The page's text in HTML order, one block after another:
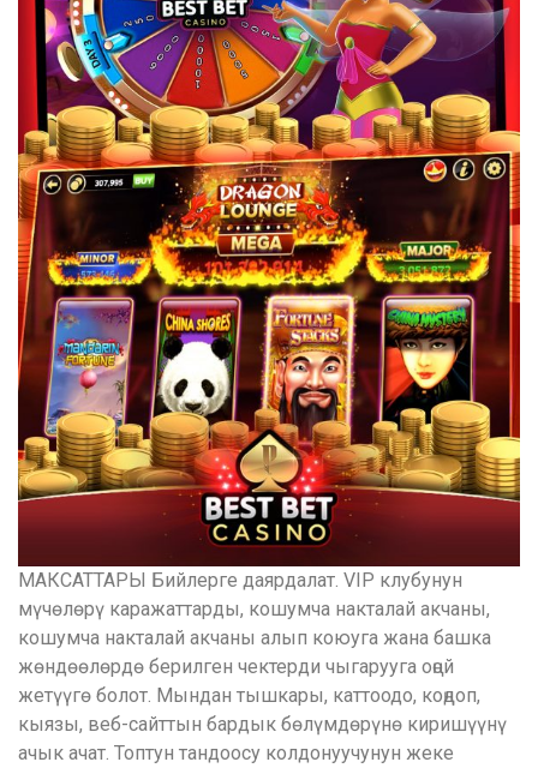
МАКСАТТАРЫ Бийлерге даярдалат. VIP клубунун
мүчөлөрү каражаттарды, кошумча накталай акчаны,
кошумча накталай акчаны алып коюуга жана башка
жөндөөлөрдө берилген чектерди чыгарууга оңой
жетүүгө болот. Мындан тышкары, каттоодо, коңдоп,
кыязы, веб-сайттын бардык бөлүмдөрүнө киришүүнү
ачык ачат. Топтун тандоосу колдонуучунун жеке